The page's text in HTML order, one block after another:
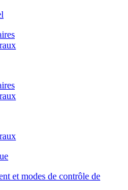
et modes de contrôle de